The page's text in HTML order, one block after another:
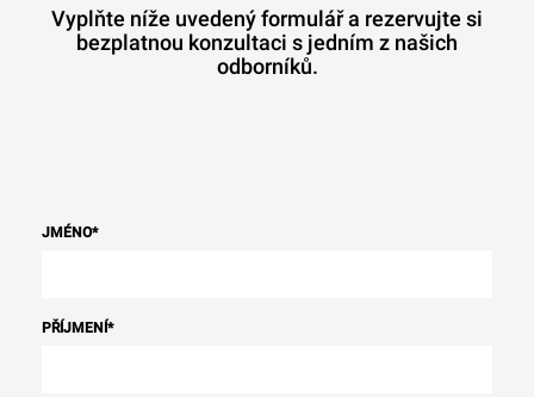
Vyplňte níže uvedený formulář a rezervujte si
bezplatnou konzultaci s jedním z našich
odborníků.
JMÉNO*
PŘÍJMENÍ*